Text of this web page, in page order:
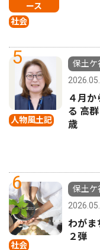
ース
社会
5
人物風土記
保土ケ
４月
る 高
歳
6
社会
保土ケ
わがま
２弾